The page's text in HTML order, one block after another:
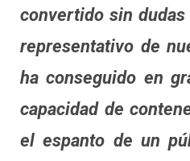
convertido sin
representativo de
ha conseguido en
capacidad de
el espanto de un